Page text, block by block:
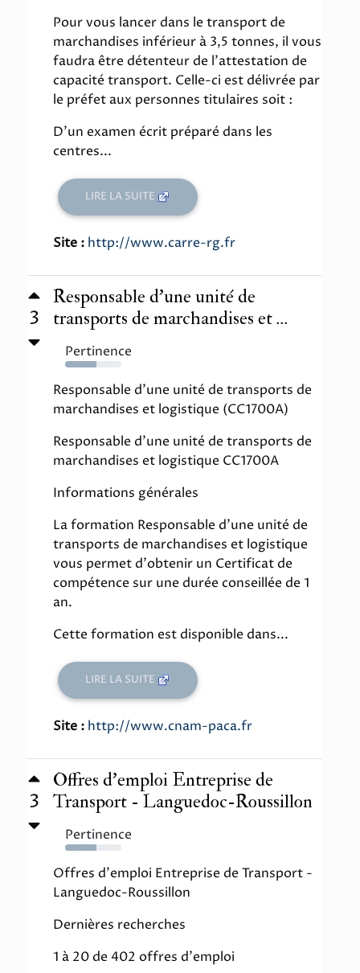
Pour vous lancer dans le transport de
marchandises inférieur à 3,5 tonnes, il vous
faudra être détenteur de l'attestation de
capacité transport. Celle-ci est délivrée par
le préfet aux personnes titulaires soit :
D'un examen écrit préparé dans les
centres...
LIRE LA SUITE
Site : http://www.carre-rg.fr
3
Responsable d'une unité de
transports de marchandises et ...
Pertinence
56%
Responsable d'une unité de transports de
marchandises et logistique (CC1700A)
Responsable d'une unité de transports de
marchandises et logistique CC1700A
Informations générales
La formation Responsable d'une unité de
transports de marchandises et logistique
vous permet d'obtenir un Certificat de
compétence sur une durée conseillée de 1
an.
Cette formation est disponible dans...
LIRE LA SUITE
Site : http://www.cnam-paca.fr
3
Offres d'emploi Entreprise de
Transport - Languedoc-Roussillon
Pertinence
56%
Offres d'emploi Entreprise de Transport -
Languedoc-Roussillon
Dernières recherches
1 à 20 de 402 offres d'emploi